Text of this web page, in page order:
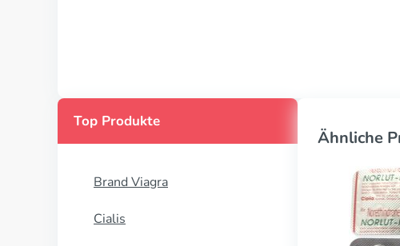
Top Produkte
Brand Viagra
Cialis
Ähnliche